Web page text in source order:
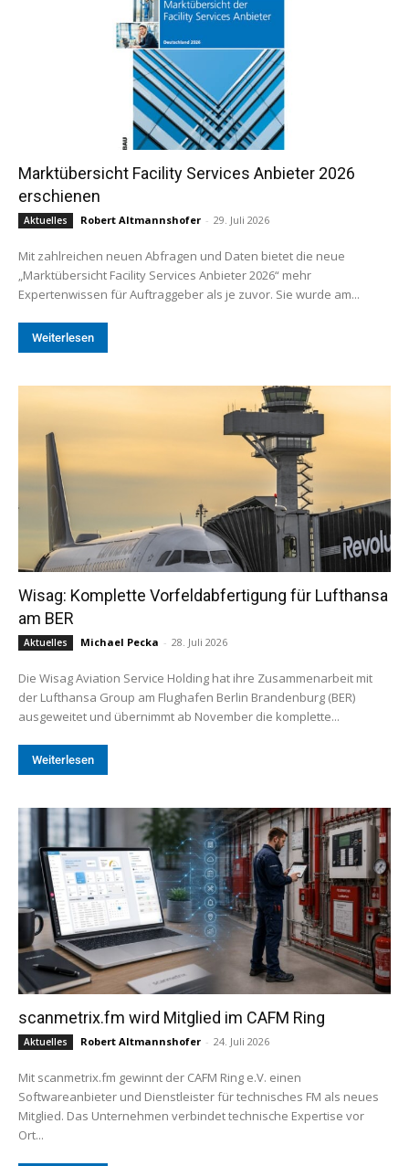
Marktübersicht Facility Services Anbieter 2026
erschienen
Aktuelles Robert Altmannshofer - 29. Juli 2026
Mit zahlreichen neuen Abfragen und Daten bietet die neue
„Marktübersicht Facility Services Anbieter 2026“ mehr
Expertenwissen für Auftraggeber als je zuvor. Sie wurde am...
Weiterlesen
Wisag: Komplette Vorfeldabfertigung für Lufthansa
am BER
Aktuelles Michael Pecka - 28. Juli 2026
Die Wisag Aviation Service Holding hat ihre Zusammenarbeit mit
der Lufthansa Group am Flughafen Berlin Brandenburg (BER)
ausgeweitet und übernimmt ab November die komplette...
Weiterlesen
scanmetrix.fm wird Mitglied im CAFM Ring
Aktuelles Robert Altmannshofer - 24. Juli 2026
Mit scanmetrix.fm gewinnt der CAFM Ring e.V. einen
Softwareanbieter und Dienstleister für technisches FM als neues
Mitglied. Das Unternehmen verbindet technische Expertise vor
Ort...